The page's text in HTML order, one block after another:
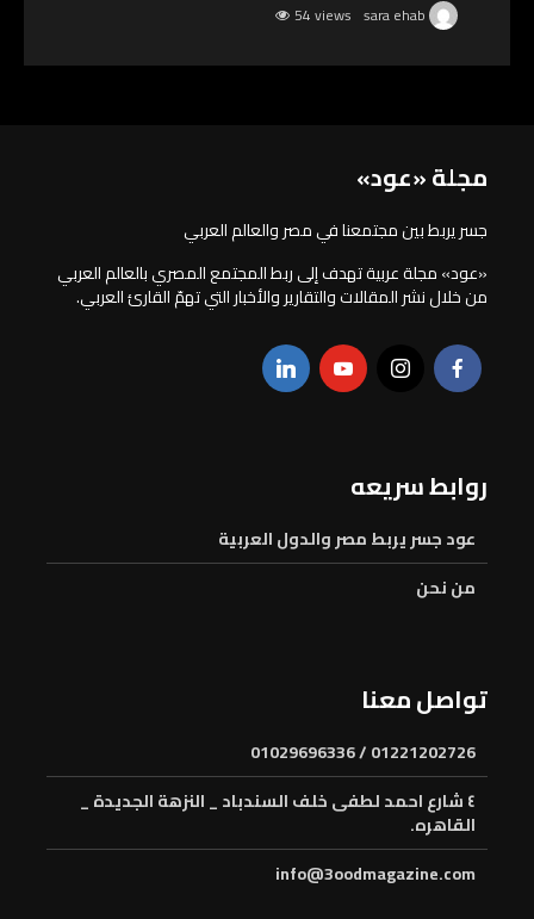
54 views
مجلة «عود»
جسر يربط بين مجتمعنا في مصر والعالم العربي
«عود» مجلة عربية تهدف إلى ربط المجتمع المصري بالعالم العربي
من خلال نشر المقالات والتقارير والأخبار التي تهمّ القارئ العربي.
روابط سريعه
عود جسر يربط مصر والدول العربية
من نحن
تواصل معنا
01221202726 / 01029696336
٤ شارع احمد لطفى خلف السندباد _ النزهة الجديدة _
القاهره.
info@3oodmagazine.com